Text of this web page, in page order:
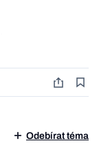
Odebírat téma